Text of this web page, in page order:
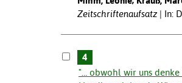
Zeitschriftenaufsatz
In:
4
"… obwohl wir uns denke